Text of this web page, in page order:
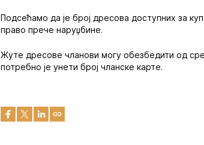
Подсећамо да је број дресова доступних за
право прече наруџбине.
Жуте дресове чланови могу обезбедити од
потребно је унети број чланске карте.